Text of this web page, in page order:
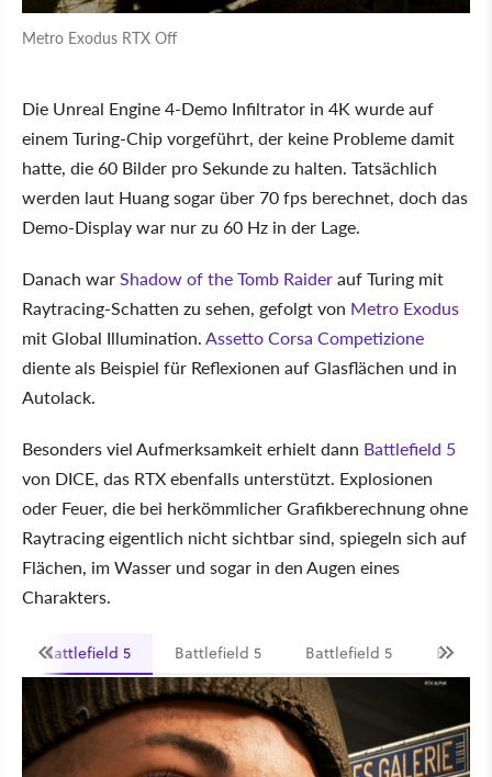
Metro Exodus RTX Off
Die Unreal Engine 4-Demo Infiltrator in 4K wurde auf
einem Turing-Chip vorgeführt, der keine Probleme damit
hatte, die 60 Bilder pro Sekunde zu halten. Tatsächlich
werden laut Huang sogar über 70 fps berechnet, doch das
Demo-Display war nur zu 60 Hz in der Lage.
Danach warShadow of the Tomb Raiderauf Turing mit
Raytracing-Schatten zu sehen, gefolgt von Metro Exodus
mit Global Illumination.Assetto Corsa Competizione
diente als Beispiel für Reflexionen auf Glasflächen und in
Autolack.
Besonders viel Aufmerksamkeit erhielt dann Battlefield 5
von DICE, das RTX ebenfalls unterstützt. Explosionen
oder Feuer, die bei herkömmlicher Grafikberechnung ohne
Raytracing eigentlich nicht sichtbar sind, spiegeln sich auf
Flächen, im Wasser und sogar in den Augen eines
Charakters.
Battlefield 5 Battlefield 5 Battlefield 5